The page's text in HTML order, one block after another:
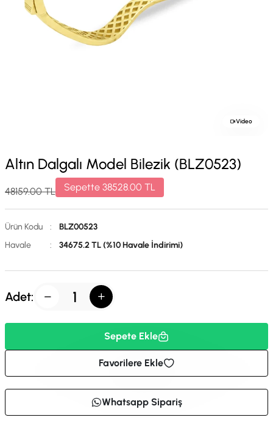
Video
Altın Dalgalı Model Bilezik (BLZ0523)
48159.00TL Sepette 38528.00 TL
Ürün Kodu :
BLZ00523
Havale
: 34675.2 TL (%10 Havale İndirimi)
Adet:
Sepete Ekle
Favorilere Ekle
Whatsapp Sipariş